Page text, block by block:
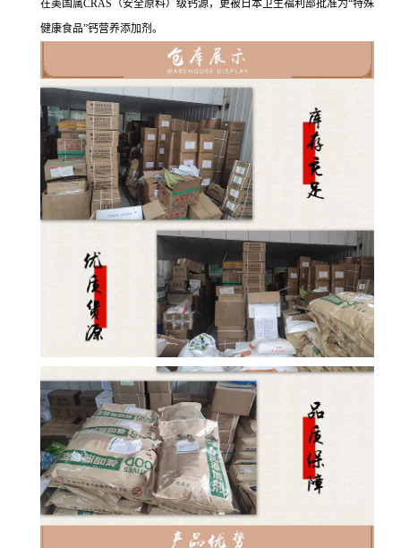
在美国属CRAS（安全原料）级钙源，更被日本卫生福利部批准为“特殊
健康食品”钙营养添加剂。